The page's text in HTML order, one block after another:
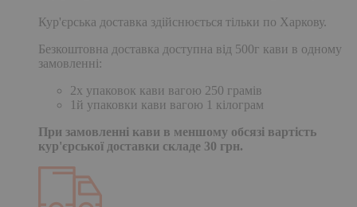
Кур'єрська доставка здійснюється тільки по Харкову.
Безкоштовна доставка доступна від 500г кави в одному
замовленні:
2х упаковок кави вагою 250 грамів
1й упаковки кави вагою 1 кілограм
При замовленні кави в меншому обсязі вартість
кур'єрської доставки складе 30 грн.